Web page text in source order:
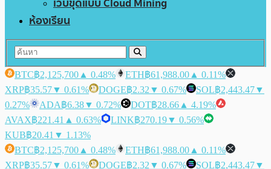
ห้องเรียน
BTC฿2,125,700 ▲ 0.48% ETH฿61,988.00 ▲ 0.11%
XRP฿35.57▼ 0.61% DOGE฿2.32 ▼ 0.67% SOL฿2,443.47▼
0.27%
ADA฿6.38▼ 0.72% DOT฿28.66 ▲ 4.19%
AVAX฿221.41 ▲ 0.63% LINK฿270.19▼ 0.56%
KUB฿20.41 ▼ 1.13%
BTC฿2,125,700 ▲ 0.48% ETH฿61,988.00 ▲ 0.11%
XRP฿35.57▼ 0.61% DOGE฿2.32 ▼ 0.67% SOL฿2,443.47▼